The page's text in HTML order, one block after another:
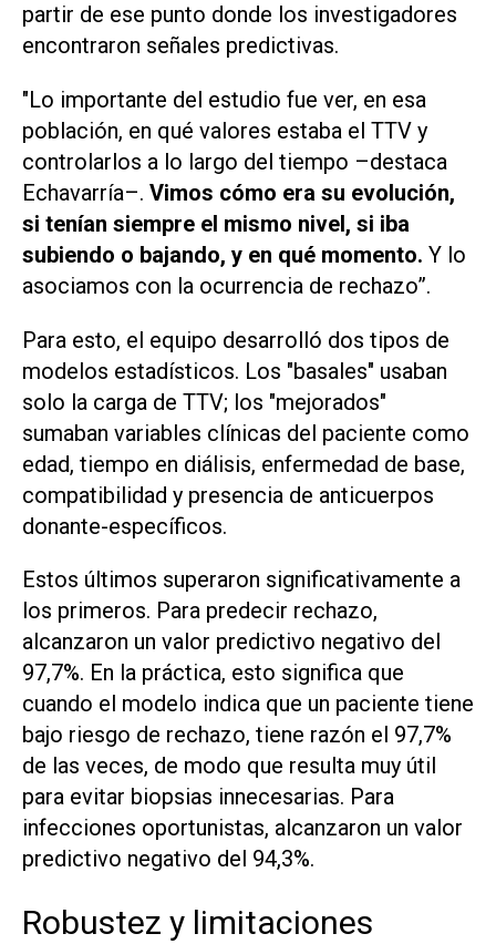
partir de ese punto donde los investigadores
encontraron señales predictivas.
"Lo importante del estudio fue ver, en esa
población, en qué valores estaba el TTV y
controlarlos a lo largo del tiempo –destaca
Echavarría–. Vimos cómo era su evolución,
si tenían siempre el mismo nivel, si iba
subiendo o bajando, y en qué momento. Y lo
asociamos con la ocurrencia de rechazo”.
Para esto, el equipo desarrolló dos tipos de
modelos estadísticos. Los "basales" usaban
solo la carga de TTV; los "mejorados"
sumaban variables clínicas del paciente como
edad, tiempo en diálisis, enfermedad de base,
compatibilidad y presencia de anticuerpos
donante-específicos.
Estos últimos superaron significativamente a
los primeros. Para predecir rechazo,
alcanzaron un valor predictivo negativo del
97,7%. En la práctica, esto significa que
cuando el modelo indica que un paciente tiene
bajo riesgo de rechazo, tiene razón el 97,7%
de las veces, de modo que resulta muy útil
para evitar biopsias innecesarias. Para
infecciones oportunistas, alcanzaron un valor
predictivo negativo del 94,3%.
Robustez y limitaciones